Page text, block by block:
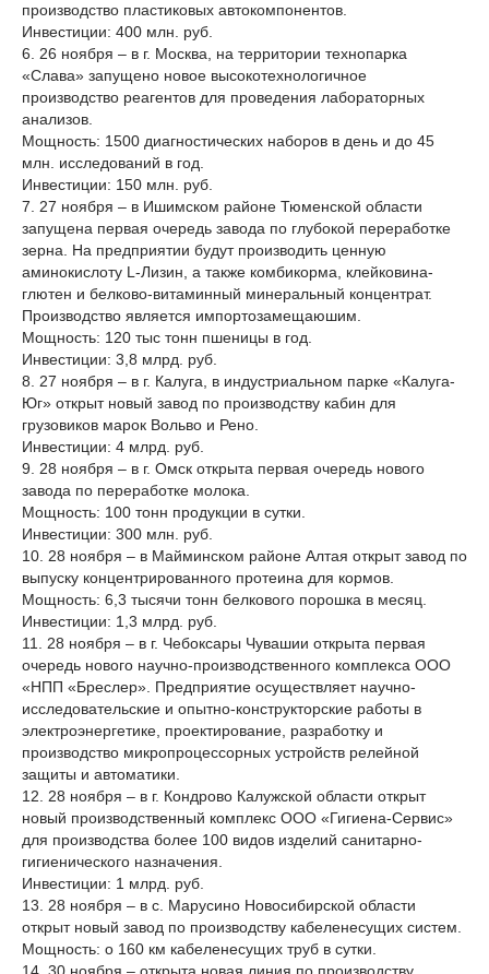
производство пластиковых автокомпонентов.
Инвестиции: 400 млн. руб.
6. 26 ноября – в г. Москва, на территории технопарка
«Слава» запущено новое высокотехнологичное
производство реагентов для проведения лабораторных
анализов.
Мощность: 1500 диагностических наборов в день и до 45
млн. исследований в год.
Инвестиции: 150 млн. руб.
7. 27 ноября – в Ишимском районе Тюменской области
запущена первая очередь завода по глубокой переработке
зерна. На предприятии будут производить ценную
аминокислоту L-Лизин, а также комбикорма, клейковина-
глютен и белково-витаминный минеральный концентрат.
Производство является импортозамещаюшим.
Мощность: 120 тыс тонн пшеницы в год.
Инвестиции: 3,8 млрд. руб.
8. 27 ноября – в г. Калуга, в индустриальном парке «Калуга-
Юг» открыт новый завод по производству кабин для
грузовиков марок Вольво и Рено.
Инвестиции: 4 млрд. руб.
9. 28 ноября – в г. Омск открыта первая очередь нового
завода по переработке молока.
Мощность: 100 тонн продукции в сутки.
Инвестиции: 300 млн. руб.
10. 28 ноября – в Майминском районе Алтая открыт завод по
выпуску концентрированного протеина для кормов.
Мощность: 6,3 тысячи тонн белкового порошка в месяц.
Инвестиции: 1,3 млрд. руб.
11. 28 ноября – в г. Чебоксары Чувашии открыта первая
очередь нового научно-производственного комплекса ООО
«НПП «Бреслер». Предприятие осуществляет научно-
исследовательские и опытно-конструкторские работы в
электроэнергетике, проектирование, разработку и
производство микропроцессорных устройств релейной
защиты и автоматики.
12. 28 ноября – в г. Кондрово Калужской области открыт
новый производственный комплекс ООО «Гигиена-Сервис»
для производства более 100 видов изделий санитарно-
гигиенического назначения.
Инвестиции: 1 млрд. руб.
13. 28 ноября – в с. Марусино Новосибирской области
открыт новый завод по производству кабеленесущих систем.
Мощность: о 160 км кабеленесущих труб в сутки.